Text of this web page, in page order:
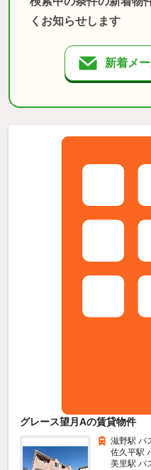
くお知らせします
新着メ
グレース望月Aの賃貸物件
滋野駅 バ
佐久平駅
美里駅 バ